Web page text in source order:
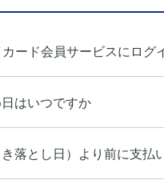
ード会員サービスにログ
はいつですか
落とし日）より前に支払